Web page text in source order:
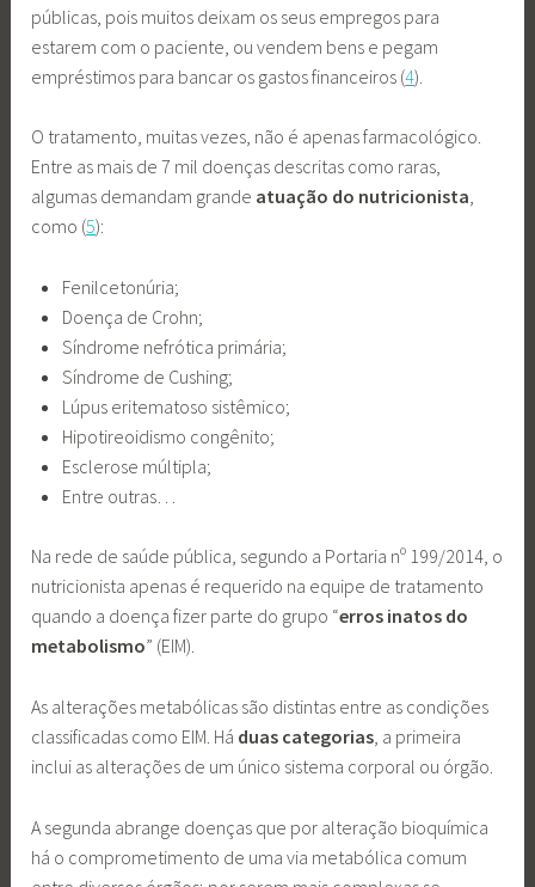
públicas, pois muitos deixam os seus empregos para
estarem com o paciente, ou vendem bens e pegam
empréstimos para bancar os gastos financeiros (4).
O tratamento, muitas vezes, não é apenas farmacológico.
Entre as mais de 7 mil doenças descritas como raras,
algumas demandam grande atuação do nutricionista,
como (5):
Fenilcetonúria;
Doença de Crohn;
Síndrome nefrótica primária;
Síndrome de Cushing;
Lúpus eritematoso sistêmico;
Hipotireoidismo congênito;
Esclerose múltipla;
Entre outras…
Na rede de saúde pública, segundo a Portaria nº 199/2014, o
nutricionista apenas é requerido na equipe de tratamento
quando a doença fizer parte do grupo “erros inatos do
metabolismo” (EIM).
As alterações metabólicas são distintas entre as condições
classificadas como EIM. Há duas categorias , a primeira
inclui as alterações de um único sistema corporal ou órgão.
A segunda abrange doenças que por alteração bioquímica
há o comprometimento de uma via metabólica comum